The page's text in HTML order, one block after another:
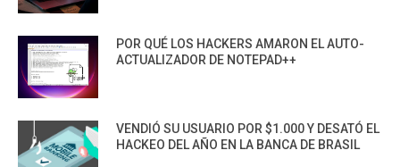
POR QUÉ LOS HACKERS AMARON EL AUTO-
ACTUALIZADOR DE NOTEPAD++
VENDIÓ SU USUARIO POR $1.000 Y DESATÓ EL
HACKEO DEL AÑO EN LA BANCA DE BRASIL